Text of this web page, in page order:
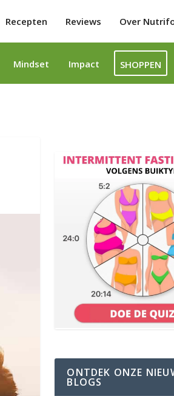
Recepten Reviews Over
Mindset Impact SHOPPEN
ONTDEK ONZE
BLOGS